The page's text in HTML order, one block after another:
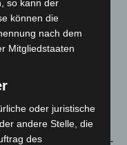
auf Baustelle
so kann der
können die
nach dem
Mitgliedstaaten
oder juristische
andere Stelle, die
des